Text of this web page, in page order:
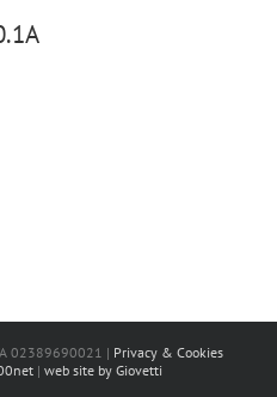
02389690021 | Privacy & Cookies
| web site by Giovetti